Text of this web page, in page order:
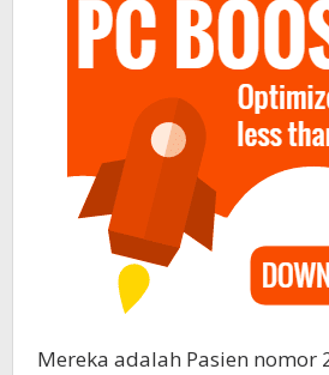
Mereka adalah Pasien nomor